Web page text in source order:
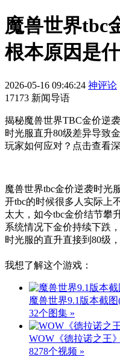
魔兽世界tbc
根本原因是
2026-05-16 09:46:24 神评论
17173 新闻导语
揭秘魔兽世界TBC金价逆
时光服直升80级差异导致
玩家如何应对？点击查看深
魔兽世界tbc金价逆袭时光
开tbc的时候很多人实际上
太大，如今tbc金价结节攀
系统情况下金价持续下跌
时光服的直升直接到80级
我想了解这个游戏：
魔兽世界9.1版本截图
32个图集 »
WOW《德拉诺之王
8278个视频 »